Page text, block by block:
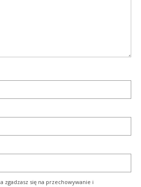
zgadzasz się na przechowywanie i